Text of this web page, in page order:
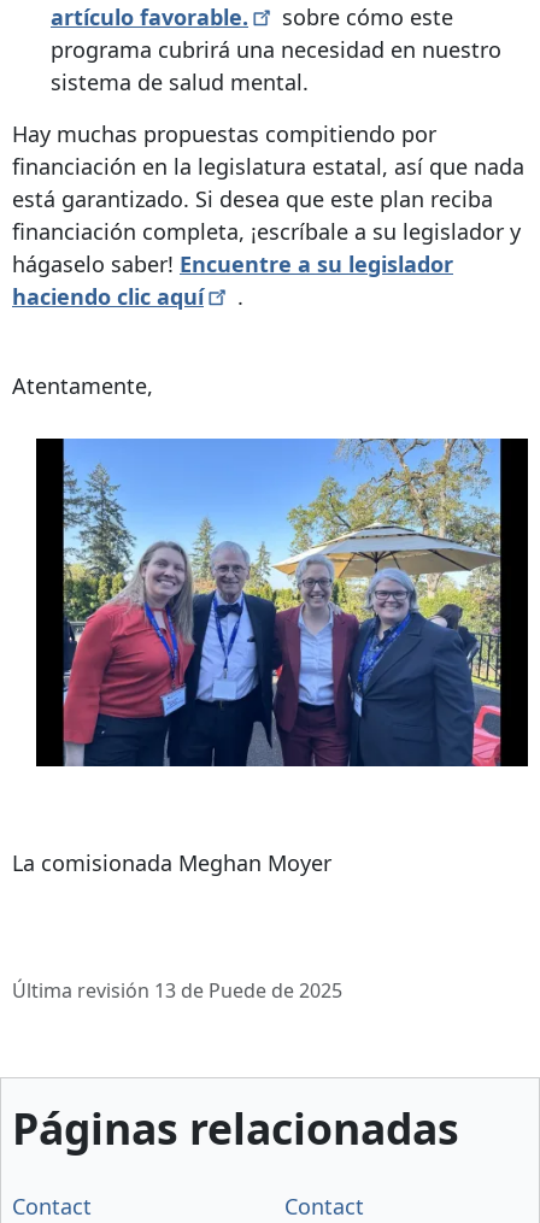
artículo favorable.
sobre cómo este
programa cubrirá una necesidad en nuestro
sistema de salud mental.
Hay muchas propuestas compitiendo por
financiación en la legislatura estatal, así que nada
está garantizado. Si desea que este plan reciba
financiación completa, ¡escríbale a su legislador y
hágaselo saber! Encuentre a su legislador
haciendo clic aquí .
Atentamente,
La comisionada Meghan Moyer
Última revisión 13 de Puede de 2025
Páginas relacionadas
Contact
Contact